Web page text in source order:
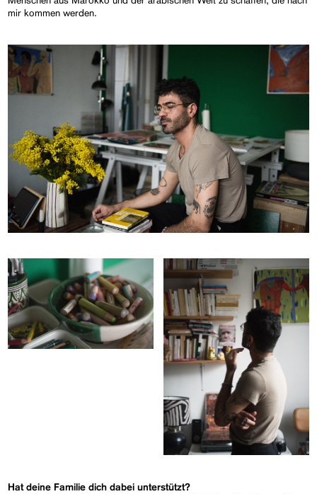
mir kommen werden.
Hat deine Familie dich dabei unterstützt?